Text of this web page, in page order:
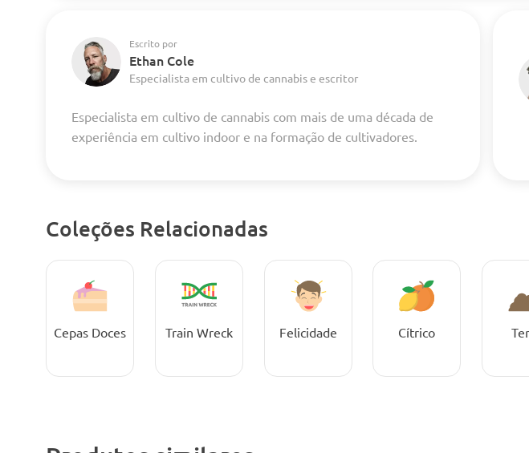
Escrito por
Ethan Cole
Especialista em cultivo de cannabis e escritor
Especialista em cultivo de cannabis com mais de uma década de
experiência em cultivo indoor e na formação de cultivadores.
Coleções Relacionadas
Cepas Doces Train Wreck Felicidade Cítrico